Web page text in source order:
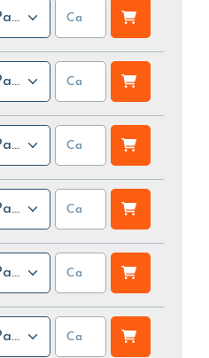
Paquete
Paquete
Paquete
Paquete
Paquete
Paquete